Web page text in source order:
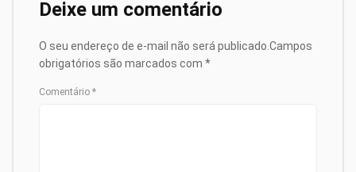
Deixe um comentário
O seu endereço de e-mail não será publicado. Campos
obrigatórios são marcados com *
Comentário *